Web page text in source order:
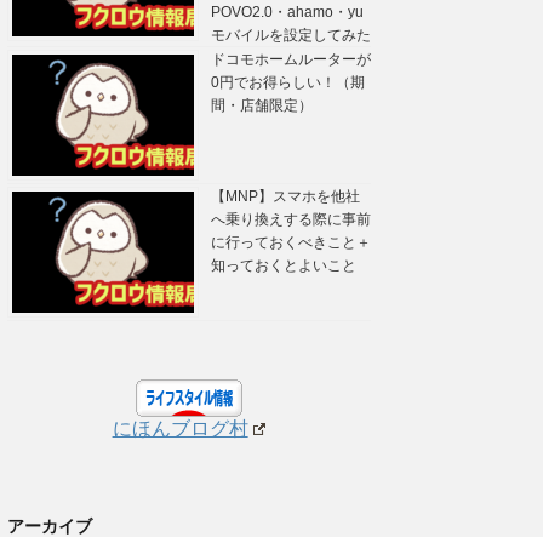
POVO2.0・ahamo・yu
モバイルを設定してみた
ドコモホームルーターが
0円でお得らしい！（期
間・店舗限定）
【MNP】スマホを他社
へ乗り換えする際に事前
に行っておくべきこと＋
知っておくとよいこと
にほんブログ村
アーカイブ